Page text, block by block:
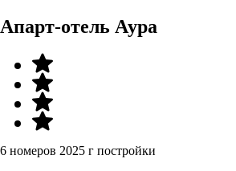
Апарт-отель Аура
6 номеров 2025 г постройки